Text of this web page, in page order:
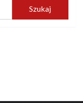
Szukaj